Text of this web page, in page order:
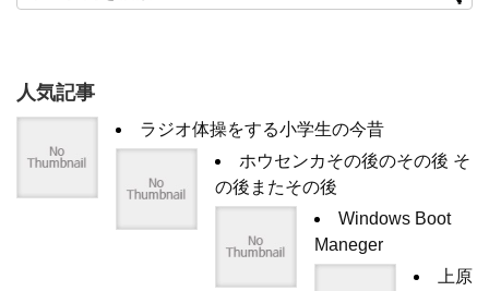
人気記事
ラジオ体操をする小学生の今昔
ホウセンカその後のその後 そ
の後またその後
Windows Boot
Maneger
上原